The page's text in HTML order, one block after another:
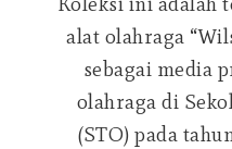
alat olahraga
sebagai media
olahraga di
(STO) pada